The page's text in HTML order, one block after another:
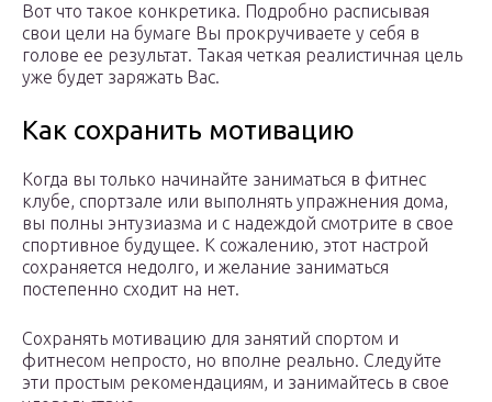
Вот что такое конкретика. Подробно расписывая
свои цели на бумаге Вы прокручиваете у себя в
голове ее результат. Такая четкая реалистичная цель
уже будет заряжать Вас.
Как сохранить мотивацию
Когда вы только начинайте заниматься в фитнес
клубе, спортзале или выполнять упражнения дома,
вы полны энтузиазма и с надеждой смотрите в свое
спортивное будущее. К сожалению, этот настрой
сохраняется недолго, и желание заниматься
постепенно сходит на нет.
Сохранять мотивацию для занятий спортом и
фитнесом непросто, но вполне реально. Следуйте
эти простым рекомендациям, и занимайтесь в свое